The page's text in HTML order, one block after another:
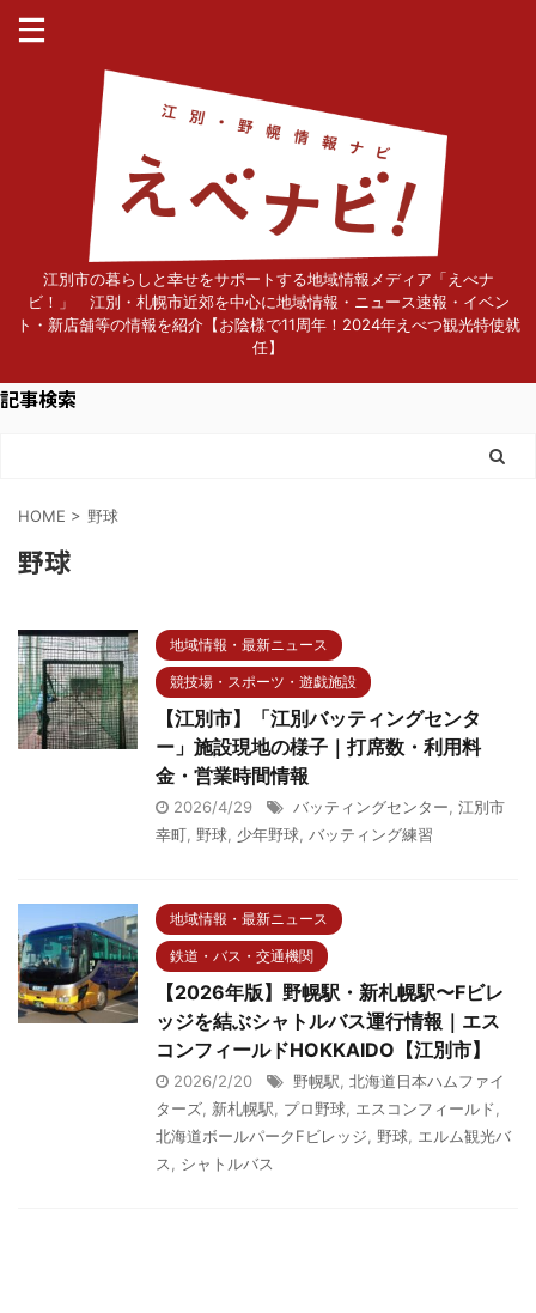
江別市の暮らしと幸せをサポートする地域情報メディア「えべナ
ビ！」 江別・札幌市近郊を中心に地域情報・ニュース速報・イベン
ト・新店舗等の情報を紹介【お陰様で11周年！2024年えべつ観光特使就
任】
記事検索
HOME > 野球
野球
地域情報・最新ニュース
競技場・スポーツ・遊戯施設
【江別市】「江別バッティングセンタ
ー」施設現地の様子｜打席数・利用料
金・営業時間情報
2026/4/29 バッティングセンター, 江別市
幸町, 野球, 少年野球, バッティング練習
地域情報・最新ニュース
鉄道・バス・交通機関
【2026年版】野幌駅・新札幌駅〜Fビレ
ッジを結ぶシャトルバス運行情報｜エス
コンフィールドHOKKAIDO【江別市】
2026/2/20 野幌駅, 北海道日本ハムファイ
ターズ, 新札幌駅, プロ野球, エスコンフィールド,
北海道ボールパークFビレッジ, 野球, エルム観光バ
ス, シャトルバス